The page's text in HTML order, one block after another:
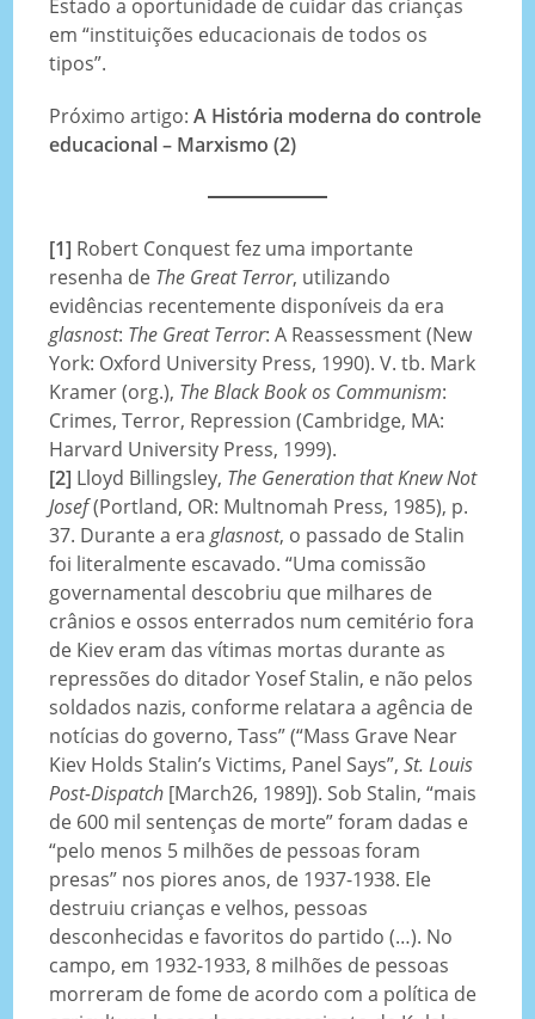
Estado a oportunidade de cuidar das crianças
em “instituições educacionais de todos os
tipos”.
Próximo artigo:A História moderna do controle
educacional – Marxismo (2)
[1] Robert Conquest fez uma importante
resenha de The Great Terror, utilizando
evidências recentemente disponíveis da era
glasnost: The Great Terror: A Reassessment (New
York: Oxford University Press, 1990). V. tb. Mark
Kramer (org.), The Black Book os Communism:
Crimes, Terror, Repression (Cambridge, MA:
Harvard University Press, 1999).
[2] Lloyd Billingsley, The Generation that Knew Not
Josef(Portland, OR: Multnomah Press, 1985), p.
37. Durante a eraglasnost, o passado de Stalin
foi literalmente escavado. “Uma comissão
governamental descobriu que milhares de
crânios e ossos enterrados num cemitério fora
de Kiev eram das vítimas mortas durante as
repressões do ditador Yosef Stalin, e não pelos
soldados nazis, conforme relatara a agência de
notícias do governo, Tass” (“Mass Grave Near
Kiev Holds Stalin’s Victims, Panel Says”,St. Louis
Post-Dispatch [March26, 1989]). Sob Stalin, “mais
de 600 mil sentenças de morte” foram dadas e
“pelo menos 5 milhões de pessoas foram
presas” nos piores anos, de 1937-1938. Ele
destruiu crianças e velhos, pessoas
desconhecidas e favoritos do partido (…). No
campo, em 1932-1933, 8 milhões de pessoas
morreram de fome de acordo com a política de